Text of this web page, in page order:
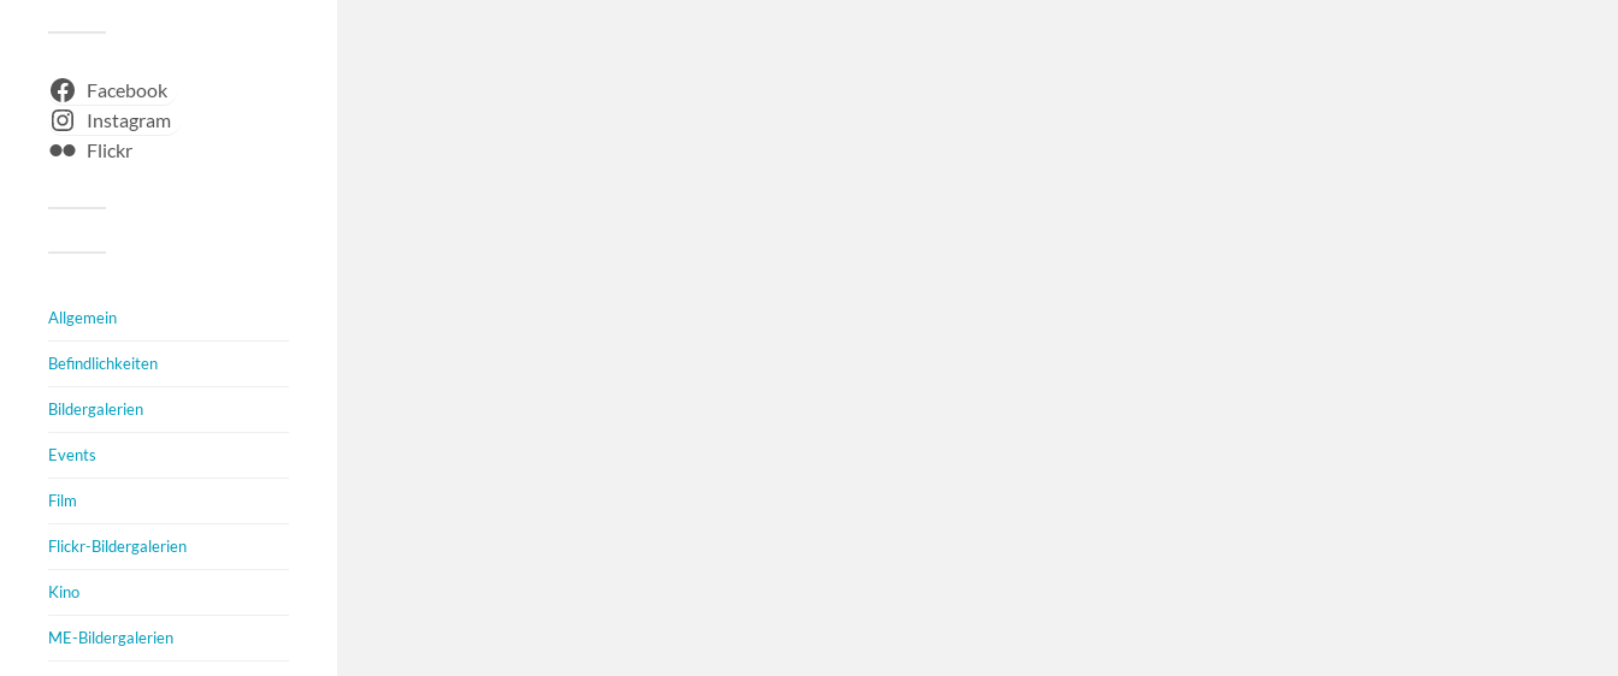
Facebook
Instagram
Flickr
Allgemein
Befindlichkeiten
Bildergalerien
Events
Film
Flickr-Bildergalerien
Kino
ME-Bildergalerien